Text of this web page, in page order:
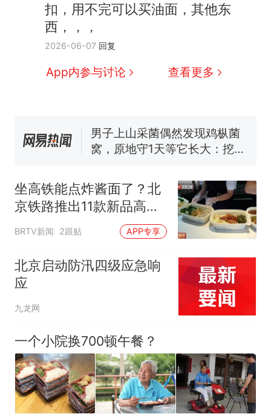
扣，用不完可以买油面，其他东
西，，，
2026-06-07 回复
App内参与讨论 查看更多
因老师一句“跟我回家”改写了
人生
新 制裁瓜子饺子，美国怕什
协会回应
男子上山采菌偶然发现鸡枞菌
窝，原地守1天等它长大：挖了
回大海 目击者直呼震惊 （视频
来源：参考消息）
笔试第一被第二名传话劝弃考
官方通报
那个在床头放菜刀的女孩，
人生
坐高铁能点炸酱面了？北
京铁路推出11款新品高铁
餐，旅客：真香！
BRTV新闻 2跟贴 APP专享
北京启动防汛四级应急响
应
九龙网
一个小院换700顿午餐？